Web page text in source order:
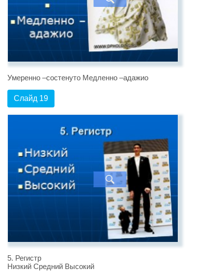
Умеренно –состенуто Медленно –адажио
Слайд 19
5. Регистр
Низкий Средний Высокий